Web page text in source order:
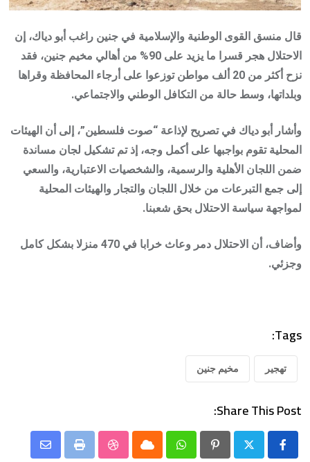
قال منسق القوى الوطنية والإسلامية في جنين راغب أبو دياك، إن
الاحتلال هجر قسرا ما يزيد على 90% من أهالي مخيم جنين، فقد
نزح أكثر من 20 ألف مواطن توزعوا على أرجاء المحافظة وقراها
وبلداتها، وسط حالة من التكافل الوطني والاجتماعي.
وأشار أبو دياك في تصريح لإذاعة “صوت فلسطين”، إلى أن الهيئات
المحلية تقوم بواجبها على أكمل وجه، إذ تم تشكيل لجان مساندة
ضمن اللجان الأهلية والرسمية، والشخصيات الاعتبارية، والسعي
إلى جمع التبرعات من خلال اللجان والتجار والهيئات المحلية
لمواجهة سياسة الاحتلال بحق شعبنا.
وأضاف، أن الاحتلال دمر وعاث خرابا في 470 منزلا بشكل كامل
وجزئي.
Tags:
تهجير مخيم جنين
Share This Post:
Pinterest
Whatsapp
Cloud
StumbleUpon
Print
Share